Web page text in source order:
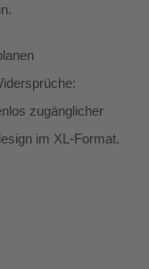
zugänglicher
im XL-Format.